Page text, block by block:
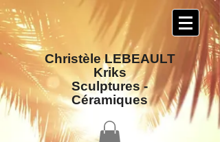
Christèle LEBEAULT
Kriks
Sculptures​ -
Céramiques